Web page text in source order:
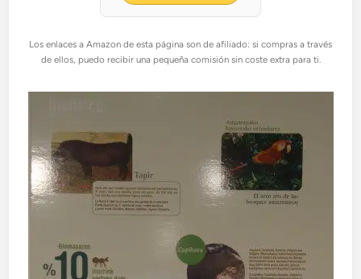
Los enlaces a Amazon de esta página son de afiliado: si compras a través
de ellos, puedo recibir una pequeña comisión sin coste extra para ti.